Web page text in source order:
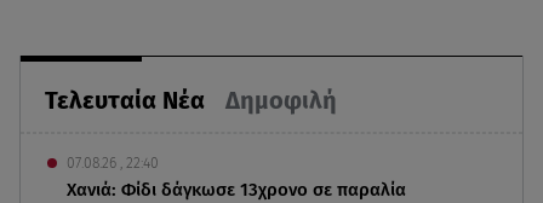
Τελευταία Νέα Δημοφιλή
07.08.26 , 22:40
Χανιά: Φίδι δάγκωσε 13χρονο σε παραλία